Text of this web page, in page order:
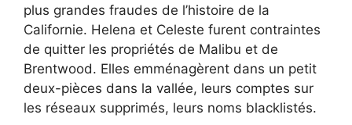
plus grandes fraudes de l’histoire de la
Californie. Helena et Celeste furent contraintes
de quitter les propriétés de Malibu et de
Brentwood. Elles emménagèrent dans un petit
deux-pièces dans la vallée, leurs comptes sur
les réseaux supprimés, leurs noms blacklistés.